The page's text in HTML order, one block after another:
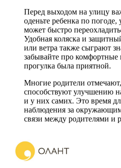
Перед выходом на улицу
оденьте ребенка по погоде,
может быстро
Удобная коляска и
или ветра также сыграют
забывайте про комфортные
прогулка была приятной.
Многие родители
способствуют улучшению
и у них самих. Это время
наблюдения за
связи между родителями и